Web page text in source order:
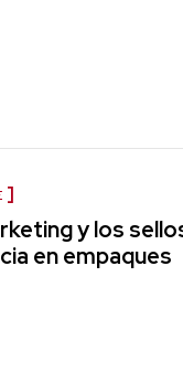
y los
en empaques